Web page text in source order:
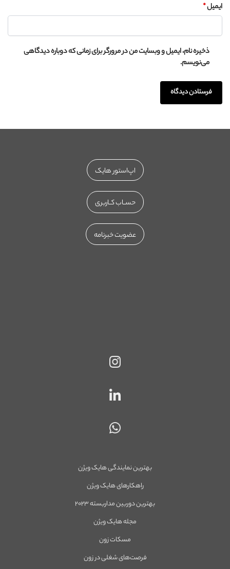
ایمیل*
ذخیره نام، ایمیل و وبسایت من در مرورگر برای زمانی که دوباره دیدگاهی
می‌نویسم.
بهترین نمایندگی هایک ویژن
راهکارهای هایک ویژن
بهترین دوربین مداربسته ۲۰۲۳
مجله هایک ویژن
مسکات زون
فرصت‌های شغلی در زون
اپ‌استور هایک
حســاب کــاربری
عضویت خبرنامه